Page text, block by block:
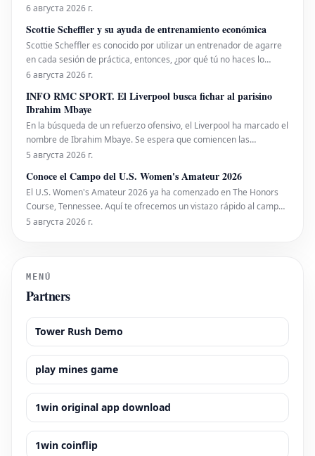
verano, Nabil Fekir ha encontrado su destino en Arabia Saudita.
japonés Suzuki hasta el OM que bus
6 августа 2026 г.
Scottie Scheffler y su ayuda de entrenamiento económica
Scottie Scheffler es conocido por utilizar un entrenador de agarre
en cada sesión de práctica, entonces, ¿por qué tú no haces lo
mismo?
6 августа 2026 г.
INFO RMC SPORT. El Liverpool busca fichar al parisino
Ibrahim Mbaye
En la búsqueda de un refuerzo ofensivo, el Liverpool ha marcado el
nombre de Ibrahim Mbaye. Se espera que comiencen las
conversaciones entre los 'Reds' y el PSG para llegar a un acuerdo
los de Anfield continúan siguiendo a Bradle
5 августа 2026 г.
Conoce el Campo del U.S. Women's Amateur 2026
El U.S. Women's Amateur 2026 ya ha comenzado en The Honors
Course, Tennessee. Aquí te ofrecemos un vistazo rápido al campo
de competidoras y las opciones para seguir el evento.
5 августа 2026 г.
MENÚ
Partners
Tower Rush Demo
play mines game
1win original app download
1win coinflip